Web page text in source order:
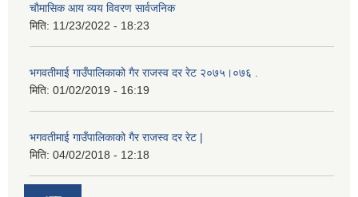
चाैमासिक आय व्यय विवरण सार्वजनिक
मिति: 11/23/2022 - 18:23
भगवतीमाई गाउँपालिकाको गैर राजस्व दर रेट २०७५।०७६ .
मिति: 01/02/2019 - 16:19
भगवतीमाई गाउँपालिकाको गैर राजस्व दर रेट |
मिति: 04/02/2018 - 12:18